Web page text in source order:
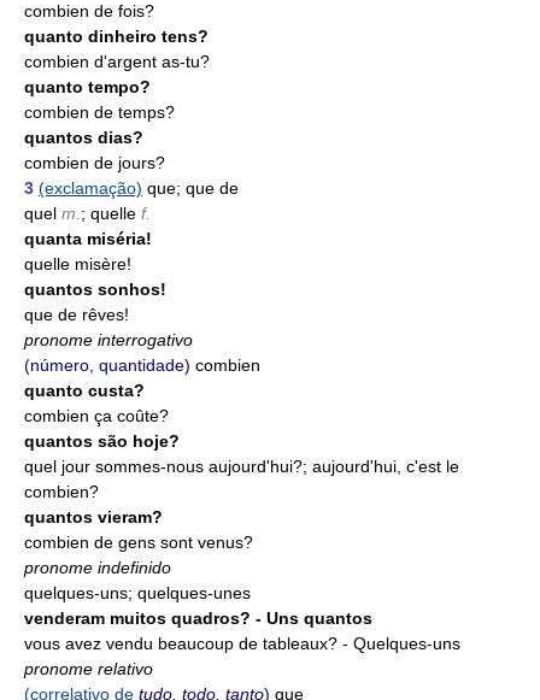
combien de fois?
quanto dinheiro tens?
combien d'argent as-tu?
quanto tempo?
combien de temps?
quantos dias?
combien de jours?
3 (exclamação) que; que de
quel m. ; quelle f.
quanta miséria!
quelle misère!
quantos sonhos!
que de rêves!
pronome interrogativo
(número, quantidade) combien
quanto custa?
combien ça coûte?
quantos são hoje?
quel jour sommes-nous aujourd'hui?; aujourd'hui, c'est le
combien?
quantos vieram?
combien de gens sont venus?
pronome indefinido
quelques-uns; quelques-unes
venderam muitos quadros? - Uns quantos
vous avez vendu beaucoup de tableaux? - Quelques-uns
pronome relativo
(correlativo de tudo, todo, tanto) que